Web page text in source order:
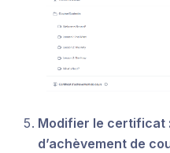
Modifier le certificat :
d’achèvement de